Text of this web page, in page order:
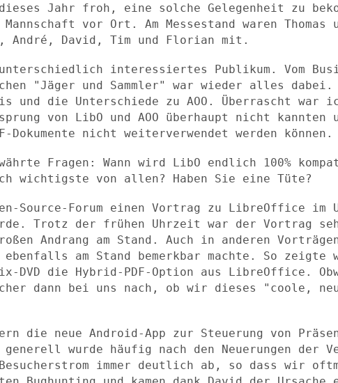
Jahr froh, eine solche Gelegenheit zu
vor Ort. Am Messestand waren Thomas
André, David, Tim und Florian mit.
interessiertes Publikum. Vom
"Jäger und Sammler" war wieder alles
und die Unterschiede zu AOO. Überrascht war
von LibO und AOO überhaupt nicht kannten
nicht weiterverwendet werden können.
Fragen: Wann wird LibO endlich 100%
wichtigste von allen? Haben Sie eine Tüte?
Source-Forum einen Vortrag zu LibreOffice im
Trotz der frühen Uhrzeit war der Vortrag
Andrang am Stand. Auch in anderen
ebenfalls am Stand bemerkbar machte. So zeigte
DVD die Hybrid-PDF-Option aus LibreOffice.
dann bei uns nach, ob wir dieses "coole,
die neue Android-App zur Steuerung von
generell wurde häufig nach den Neuerungen der
immer deutlich ab, so dass wir